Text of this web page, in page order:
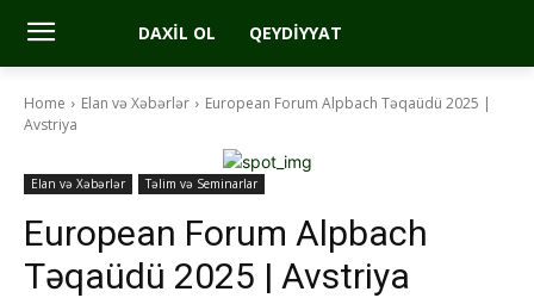
DAXIL OL QEYDIYYAT
Home Elan və Xəbərlər
European Forum Alpbach Təqaüdü 2025 |
Avstriya
Elan və Xəbərlər Təlim və Seminarlar
European Forum Alpbach
Təqaüdü 2025 | Avstriya